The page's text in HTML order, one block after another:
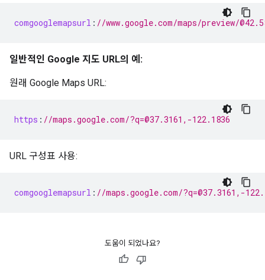
comgooglemapsurl : //www.google.com/maps/preview/
일반적인 Google 지도 URL의 예:
원래 Google Maps URL:
https : //maps.google.com/?q=@37.3161,-122.1836
URL 구성표 사용:
comgooglemapsurl : //maps.google.com/?q=@37.3161,-
도움이 되었나요?